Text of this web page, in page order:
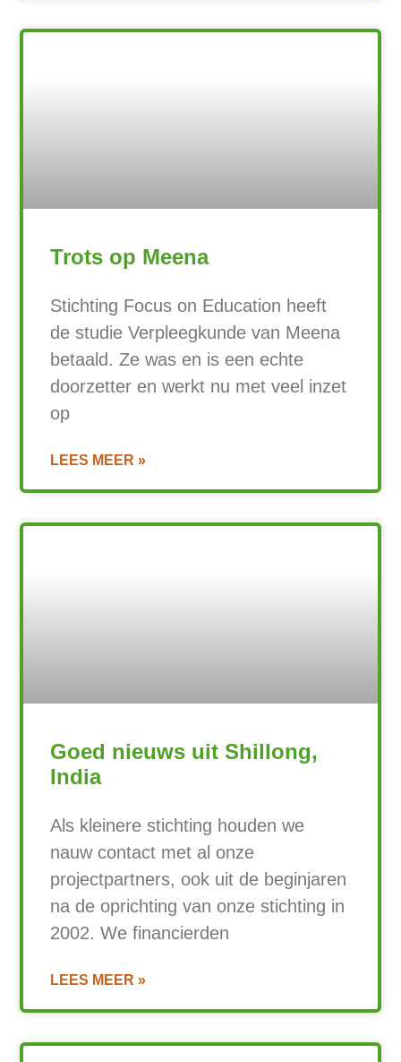
Trots op Meena
Stichting Focus on Education heeft
de studie Verpleegkunde van Meena
betaald. Ze was en is een echte
doorzetter en werkt nu met veel inzet
op
LEES MEER »
Goed nieuws uit Shillong,
India
Als kleinere stichting houden we
nauw contact met al onze
projectpartners, ook uit de beginjaren
na de oprichting van onze stichting in
2002. We financierden
LEES MEER »